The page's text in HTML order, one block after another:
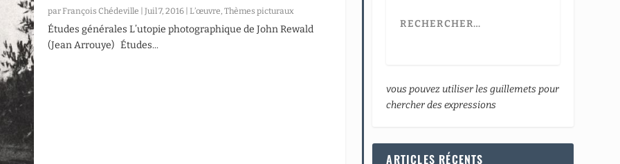
parFrançois Chédeville |Juil 7, 2016 |L’œuvre,Thèmes picturaux
Études générales L’utopie photographique de John Rewald
(Jean Arrouye) Études...
vous pouvez utiliser les guillemets pour
chercher des expressions
ARTICLES RÉCENTS